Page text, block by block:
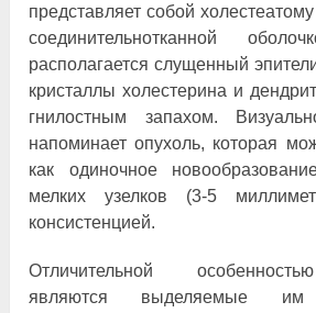
представляет собой
соединительнотканной
располагается слущенный
кристаллы холестерина и
гнилостным запахом.
напоминает опухоль, которая
как одиночное
мелких узелков (3-5
консистенцией.
Отличительной
являются выделяемые им